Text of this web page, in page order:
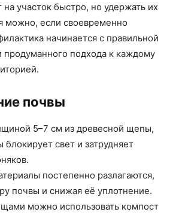
участок быстро, но удержать их
можно, если своевременно
начинается с правильной
продуманного подхода к каждому
почвы
5–7 см из древесной щепы,
свет и затрудняет
постепенно разлагаются,
почвы и снижая её уплотнение.
можно использовать компост